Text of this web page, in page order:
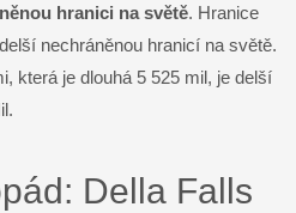
hranici na světě. Hranice
nechráněnou hranicí na světě.
která je dlouhá 5 525 mil, je delší
Della Falls